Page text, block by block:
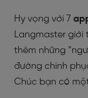
Hy vọng với 7
Langmaster giới
thêm những
đường chinh
Chúc bạn có